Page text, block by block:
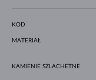
KOD
MATERIAŁ
KAMIENIE SZLACHETNE